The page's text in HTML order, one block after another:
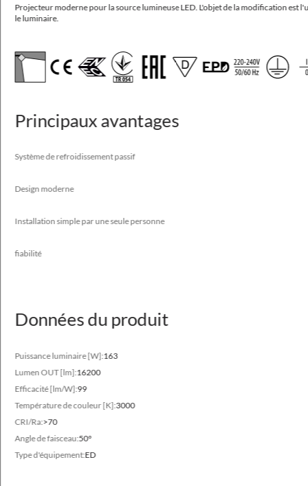
Projecteur moderne pour la source lumineuse LED. L'objet de la modification est
le luminaire.
Principaux avantages
Système de refroidissement passif
Design moderne
Installation simple par une seule personne
fiabilité
Données du produit
Puissance luminaire [W]:163
Lumen OUT [lm]:16200
Efficacité [lm/W]:99
Température de couleur [K]:3000
CRI/Ra:>70
Angle de faisceau:50°
Type d'équipement:ED
Système de refroidissement passif
Installation simple par une seule personne
fiabilité
Haute efficacité jusqu'à 178 lm/W
Application
CLO, DIM 1..10V
10800 - 25100 [lm]
Température de couleur variable
3000 - 4000 [K]